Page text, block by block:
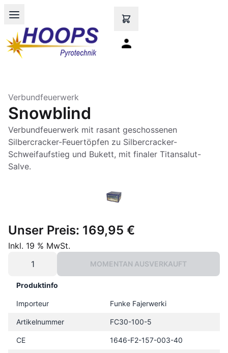
Open main menu
Verbundfeuerwerk
Snowblind
Verbundfeuerwerk mit rasant geschossenen
Silbercracker-Feuertöpfen zu Silbercracker-
Schweifaufstieg und Bukett, mit finaler Titansalut-
Salve.
Unser Preis: 169,95 €
Inkl. 19 % MwSt.
MOMENTAN AUSVERKAUFT
Produktinfo
Importeur Funke Fajerwerki
Artikelnummer FC30-100-5
CE 1646-F2-157-003-40